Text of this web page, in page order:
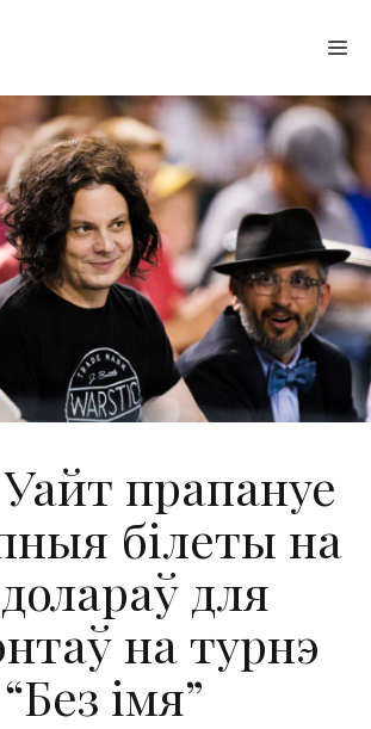
прапануе
білеты на
для
на турнэ
“Без імя”